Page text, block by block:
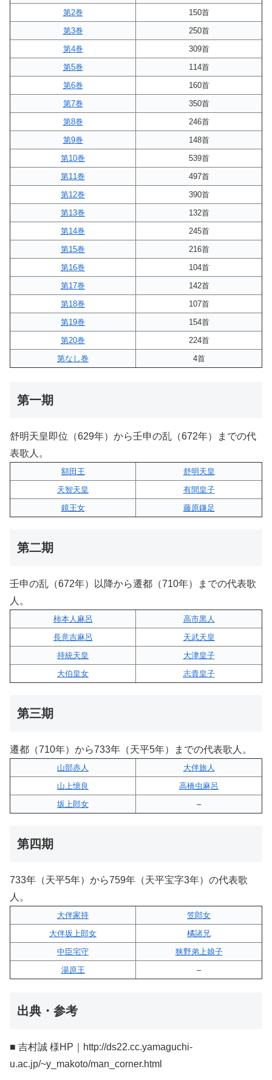
第2巻
150首
第3巻
250首
第4巻
309首
第5巻
114首
第6巻
160首
第7巻
350首
第8巻
246首
第9巻
148首
第10巻
539首
第11巻
497首
第12巻
390首
第13巻
132首
第14巻
245首
第15巻
216首
第16巻
104首
第17巻
142首
第18巻
107首
第19巻
154首
第20巻
224首
第なし巻
4首
第一期
舒明天皇即位（629年）から壬申の乱（672年）までの代
表歌人。
額田王
舒明天皇
天智天皇
有間皇子
鏡王女
藤原鎌足
第二期
壬申の乱（672年）以降から遷都（710年）までの代表歌
人。
柿本人麻呂
高市黒人
長意吉麻呂
天武天皇
持統天皇
大津皇子
大伯皇女
志貴皇子
第三期
遷都（710年）から733年（天平5年）までの代表歌人。
山部赤人
大伴旅人
山上憶良
高橋虫麻呂
坂上郎女
–
第四期
733年（天平5年）から759年（天平宝字3年）の代表歌
人。
大伴家持
笠郎女
大伴坂上郎女
橘諸兄
中臣宅守
狭野弟上娘子
湯原王
–
出典・参考
■ 吉村誠 様HP｜http://ds22.cc.yamaguchi-
u.ac.jp/~y_makoto/man_corner.html